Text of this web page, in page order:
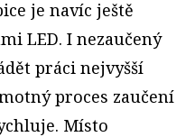
je navíc ještě
LED. I nezaučený
práci nejvyšší
proces zaučení
Místo